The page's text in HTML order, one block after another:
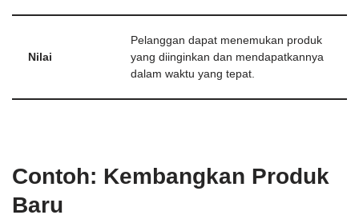
Nilai
Pelanggan dapat menemukan produk
yang diinginkan dan mendapatkannya
dalam waktu yang tepat.
Contoh: Kembangkan Produk
Baru